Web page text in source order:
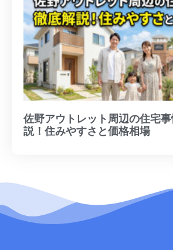
佐野アウトレット周辺の住宅
説！住みやすさと価格相場